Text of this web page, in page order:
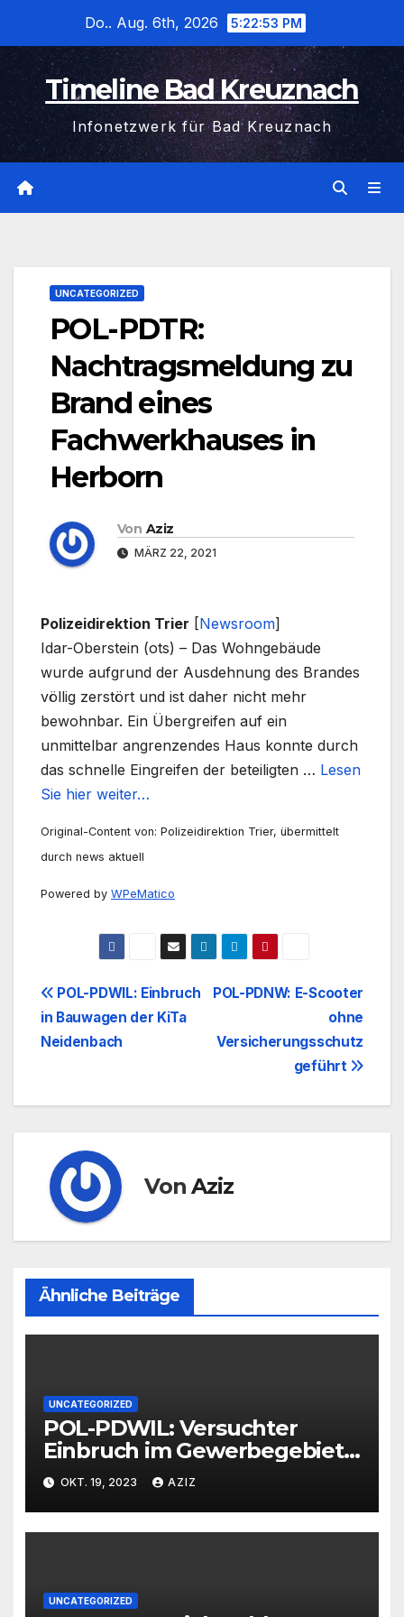
wechseln
Do.. Aug. 6th, 2026 5:22:54 PM
Timeline Bad Kreuznach
Infonetzwerk für Bad Kreuznach
UNCATEGORIZED
POL-PDTR:
Nachtragsmeldung zu
Brand eines
Fachwerkhauses in
Herborn
Von Aziz
MÄRZ 22, 2021
Polizeidirektion Trier [Newsroom]
Idar-Oberstein (ots) – Das Wohngebäude
wurde aufgrund der Ausdehnung des Brandes
völlig zerstört und ist daher nicht mehr
bewohnbar. Ein Übergreifen auf ein
unmittelbar angrenzendes Haus konnte durch
das schnelle Eingreifen der beteiligten … Lesen
Sie hier weiter…
Original-Content von: Polizeidirektion Trier, übermittelt
durch news aktuell
Powered by WPeMatico
Beitrags-
Navigation
POL-PDNW: E-Scooter
ohne
Versicherungsschutz
geführt
POL-PDWIL: Einbruch
in Bauwagen der KiTa
Neidenbach
VonAziz
Ähnliche Beiträge
UNCATEGORIZED
POL-PDWIL: Versuchter
Einbruch im Gewerbegebiet
Wittlich
OKT. 19, 2023 AZIZ
UNCATEGORIZED